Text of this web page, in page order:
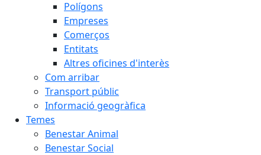
Polígons
Empreses
Comerços
Entitats
Altres oficines d'interès
Com arribar
Transport públic
Informació geogràfica
Temes
Benestar Animal
Benestar Social